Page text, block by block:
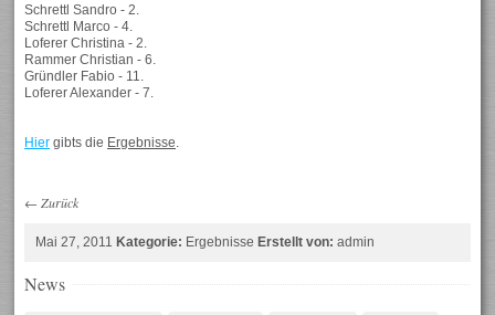
Schrettl Sandro - 2.
Schrettl Marco - 4.
Loferer Christina - 2.
Rammer Christian - 6.
Gründler Fabio - 11.
Loferer Alexander - 7.
Hier gibts die Ergebnisse
← Zurück
Mai 27, 2011Kategorie: ErgebnisseErstellt von: admin
News